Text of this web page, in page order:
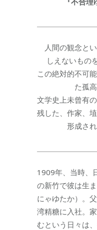
人間の観念と
しえないもの
この絶対的不可
た孤
文学史上未曾有
残した、作家、
形成さ
1909年、当時、
の新竹で彼は生
にゃゆたか）。
湾精糖に入社。
むという日々は